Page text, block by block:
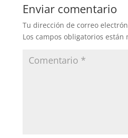
Enviar comentario
Tu dirección de correo
Los campos obligatorios están